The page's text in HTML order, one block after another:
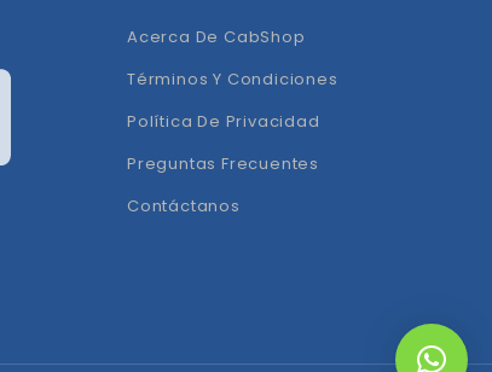
Acerca De CabShop
Términos Y Condiciones
Política De Privacidad
Preguntas Frecuentes
Contáctanos